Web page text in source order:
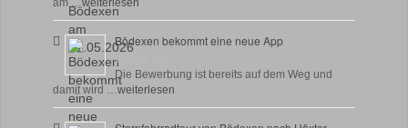
am …weiterlesen
Bödexen bekommt eine neue App
28 April, 2026
Die Bewerbung ist bereits auf dem Weg und
damit wird …weiterlesen